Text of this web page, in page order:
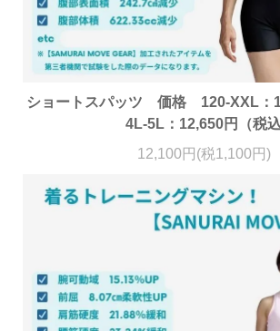
ショートスパッツ 価格 120-XXL：
4L-5L：12,650円（税込
12,100円(税1,100円)